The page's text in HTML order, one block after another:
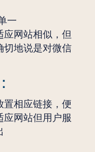
一
网站相似，但
切地说是对微信
置相应链接，便
应网站但用户服